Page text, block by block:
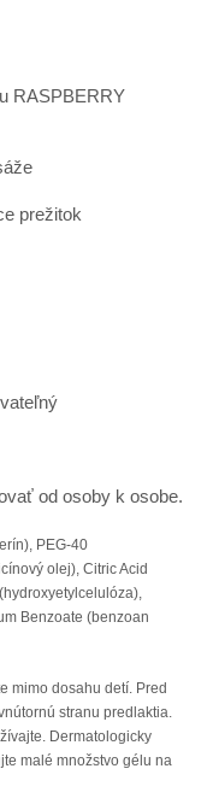
RASPBERRY
prežitok
od osoby k osobe.
PEG-40
olej), Citric Acid
Benzoate (benzoan
mimo dosahu detí. Pred
stranu predlaktia.
Dermatologicky
malé množstvo gélu na